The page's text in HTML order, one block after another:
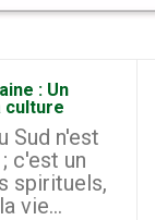
: Un
culture
Sud n'est
c'est un
spirituels,
vie...